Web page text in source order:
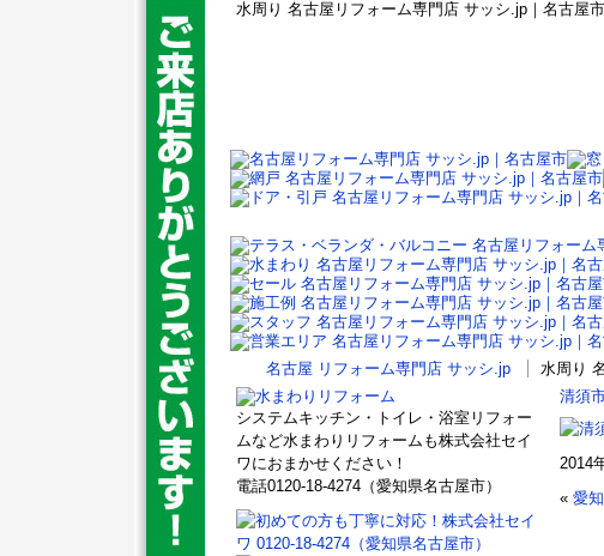
水周り 名古屋リフォーム専門店 サッシ.jp｜名古屋
名古屋 リフォーム専門店 サッシ.jp
水周り
清須
2014
« 愛
システムキッチン・トイレ・浴室リフォー
ムなど水まわりリフォームも株式会社セイ
ワにおまかせください！
電話0120-18-4274（愛知県名古屋市）